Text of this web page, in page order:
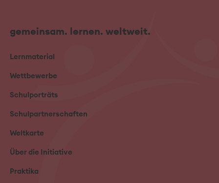
gemeinsam. lernen. weltweit.
Lernmaterial
Wettbewerbe
Schulporträts
Schulpartnerschaften
Weltkarte
Über die Initiative
Praktika